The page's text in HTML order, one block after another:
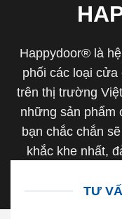
Happydoor® là
phối các loại
trên thị trường
những sản phẩm
bạn chắc chắn
khắc khe nhất,
TƯ